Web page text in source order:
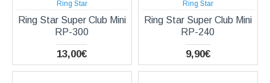
Ring Star
Ring Star Super Club Mini
RP-300
13,00€
Ring Star
Ring Star Super Club Mini
RP-240
9,90€